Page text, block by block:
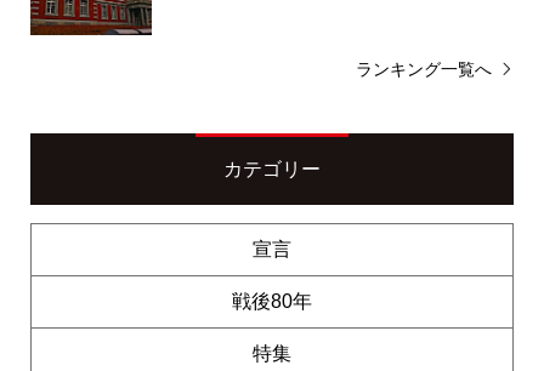
ランキング一覧へ
カテゴリー
宣言
戦後80年
特集